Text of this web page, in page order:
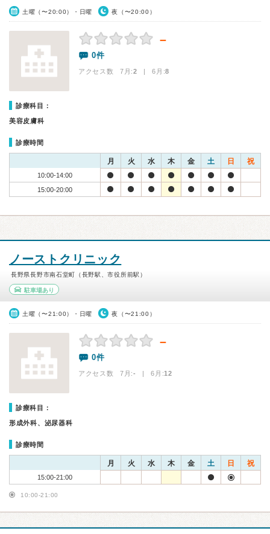
土曜（〜20:00）・日曜 夜（〜20:00）
－
0件
アクセス数 7月:2 | 6月:8
診療科目：
美容皮膚科
診療時間
月 火 水 木 金 土 日 祝
10:00-14:00
15:00-20:00
ノーストクリニック
長野県長野市南石堂町（長野駅、市役所前駅）
駐車場あり
土曜（〜21:00）・日曜 夜（〜21:00）
－
0件
アクセス数 7月:- | 6月:12
診療科目：
形成外科、泌尿器科
診療時間
月 火 水 木 金 土 日 祝
15:00-21:00
10:00-21:00